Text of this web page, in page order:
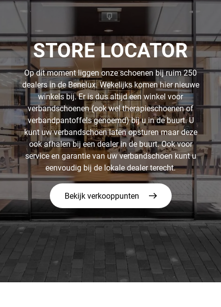
STORE LOCATOR
Op dit moment liggen onze schoenen bij ruim 250
dealers in de Benelux. Wekelijks komen hier nieuwe
winkels bij. Er is dus altijd een winkel voor
verbandschoenen (ook wel therapieschoenen of
verbandpantoffels genoemd) bij u in de buurt. U
kunt uw verbandschoen laten opsturen maar deze
ook afhalen bij een dealer in de buurt. Ook voor
service en garantie van uw verbandschoen kunt u
eenvoudig bij de lokale dealer terecht.
Bekijk verkooppunten